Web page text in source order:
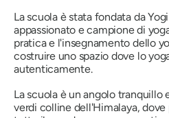
La scuola è stata fondata da
appassionato e campione di
pratica e l'insegnamento dello
costruire uno spazio dove lo
autenticamente.
La scuola è un angolo
verdi colline dell'Himalaya,